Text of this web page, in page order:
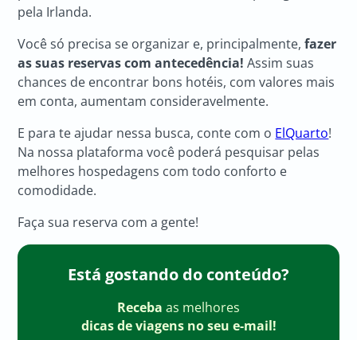
pela Irlanda.
Você só precisa se organizar e, principalmente,fazer
as suas reservas com antecedência! Assim suas
chances de encontrar bons hotéis, com valores mais
em conta, aumentam consideravelmente.
E para te ajudar nessa busca, conte com o ElQuarto!
Na nossa plataforma você poderá pesquisar pelas
melhores hospedagens com todo conforto e
comodidade.
Faça sua reserva com a gente!
Está gostando do conteúdo?
Receba as melhores
dicas de viagens no seu e-mail!